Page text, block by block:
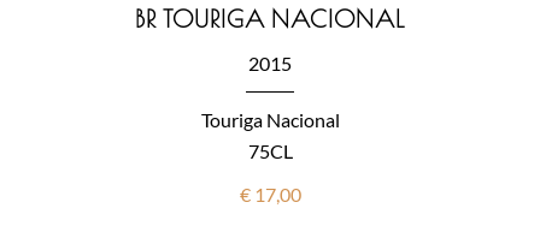
BR TOURIGA NACIONAL
2015
Touriga Nacional
75CL
€17,00